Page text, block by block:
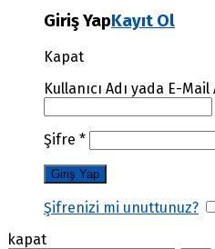
Giriş YapKayıt Ol
Kapat
Kullanıcı Adı yada E-
Şifre *
Şifrenizi mi unuttunuz?
kapat